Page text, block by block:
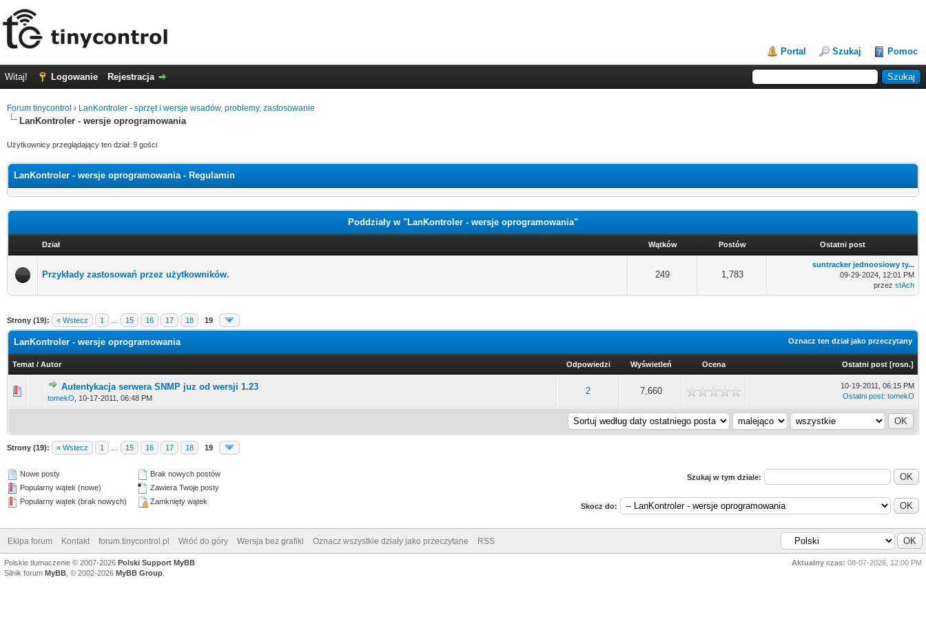
Portal Szukaj Pomoc
Witaj! Logowanie Rejestracja
Forum tinycontrol › LanKontroler - sprzęt i wersje wsadów, problemy, zastosowanie
LanKontroler - wersje oprogramowania
Użytkownicy przeglądający ten dział: 9 gości
LanKontroler - wersje oprogramowania - Regulamin
Poddziały w "LanKontroler - wersje oprogramowania"
Dział Wątków Postów Ostatni post
Przykłady zastosowań przez użytkowników. 249 1,783
suntracker jednoosiowy ty...
09-29-2024, 12:01 PM
przez stAch
Strony (19): « Wstecz 1 15 16 17 18 19
Oznacz ten dział jako przeczytany
LanKontroler - wersje oprogramowania
Temat / Autor Odpowiedzi Wyświetleń Ocena Ostatni post [rosn.]
Autentykacja serwera SNMP juz od wersji 1.23
tomekO 10-17-2011, 06:48 PM
2 7,660
0 głosów - średnia ocena: 0 na 5 gwiazdek
10-19-2011, 06:15 PM
Ostatni post: tomekO
Strony (19): « Wstecz 1 15 16 17 18 19
Nowe posty
Popularny wątek (nowe)
Popularny wątek (brak nowych)
Brak nowych postów
Zawiera Twoje posty
Zamknięty wątek
Szukaj w tym dziale:
Skocz do:
Ekipa forum Kontakt forum.tinycontrol.pl Wróć do góry Wersja bez grafiki Oznacz wszystkie działy jako przeczytane RSS
Aktualny czas: 08-07-2026, 12:00 PM
Polskie tłumaczenie © 2007-2026 Polski Support MyBB
Silnik forum MyBB , © 2002-2026 MyBB Group